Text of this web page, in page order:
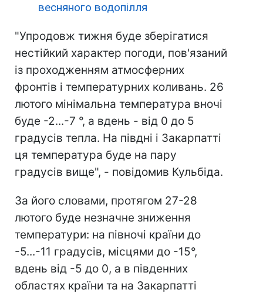
весняного водопілля
"Упродовж тижня буде зберігатися
нестійкий характер погоди, пов'язаний
із проходженням атмосферних
фронтів і температурних коливань. 26
лютого мінімальна температура вночі
буде -2...-7 °, а вдень - від 0 до 5
градусів тепла. На півдні і Закарпатті
ця температура буде на пару
градусів вище", - повідомив Кульбіда.
За його словами, протягом 27-28
лютого буде незначне зниження
температури: на півночі країни до
-5...-11 градусів, місцями до -15°,
вдень від -5 до 0, а в південних
областях країни та на Закарпатті